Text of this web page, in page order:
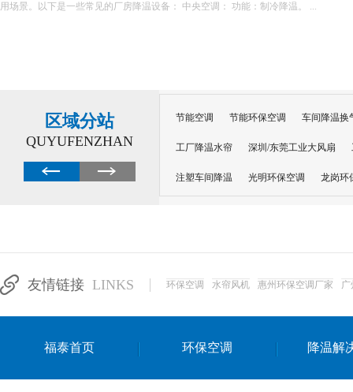
米以下，可选择单台小型蒸发冷空调。若车间面积较大，如 1000 平方米以上，可能
区域分站
QUYUFENZHAN
节能空调 节能环保空调 车间降温换
工厂降温水帘 深圳/东莞工业大风扇
注塑车间降温 光明环保空调 龙岗环
达州工业省电安装
友情链接 LINKS 环保空调 水帘风机 惠州环保空调厂家 广
福泰首页 环保空调 降温解